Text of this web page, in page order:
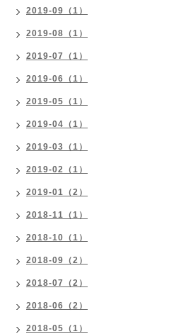
2019-09（1）
2019-08（1）
2019-07（1）
2019-06（1）
2019-05（1）
2019-04（1）
2019-03（1）
2019-02（1）
2019-01（2）
2018-11（1）
2018-10（1）
2018-09（2）
2018-07（2）
2018-06（2）
2018-05（1）